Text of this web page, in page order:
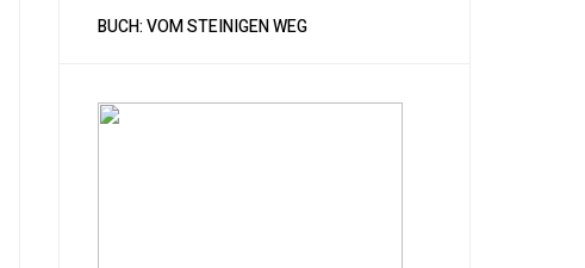
BUCH: VOM STEINIGEN WEG